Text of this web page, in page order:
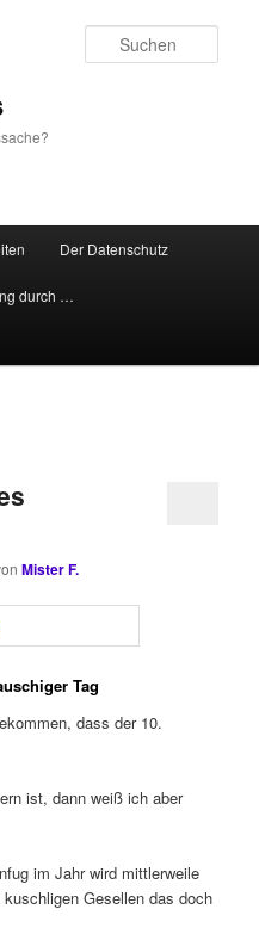
Der Datenschutz
durch …
Mister F.
Tag
dass der 10.
ist, dann weiß ich aber
im Jahr wird mittlerweile
Gesellen das doch